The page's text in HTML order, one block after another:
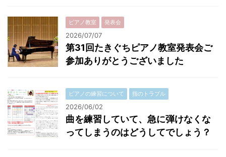
ピアノ教室 発表会
2026/07/07
第31回たきぐちピアノ教室発表会ご
参加ありがとうございました
ピアノの練習について 指のトラブル
2026/06/02
曲を練習していて、急に弾けなくな
ってしまうのはどうしてでしょう？